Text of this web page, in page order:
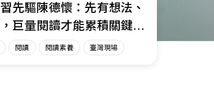
先驅陳德懷：先有想法、
巨量閱讀才能累積關鍵能
閱讀 閱讀素養 臺灣現場